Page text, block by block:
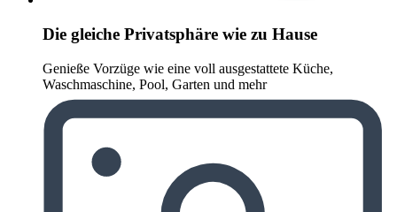
Die gleiche Privatsphäre wie zu Hause
Genieße Vorzüge wie eine voll ausgestattete Küche,
Waschmaschine, Pool, Garten und mehr